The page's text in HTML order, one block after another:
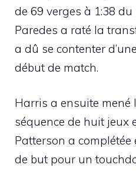
de 69 verges à 1:38
Paredes a raté la
a dû se contenter
début de match.
Harris a ensuite mené
séquence de huit jeux
Patterson a
de but pour un